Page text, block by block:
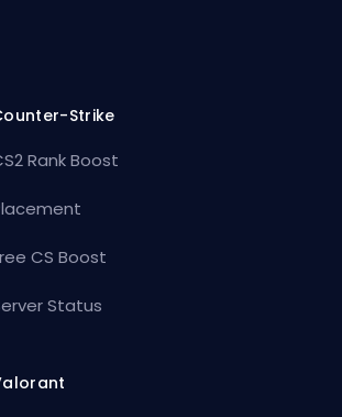
Strike
Rank Boost
CS Boost
Status